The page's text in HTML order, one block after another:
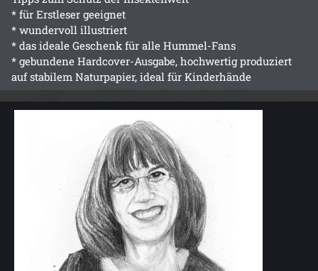
* für Erstleser geeignet
* wundervoll illustriert
* das ideale Geschenk für alle Hummel-Fans
* gebundene Hardcover-Ausgabe, hochwertig produziert
auf stabilem Naturpapier, ideal für Kinderhände